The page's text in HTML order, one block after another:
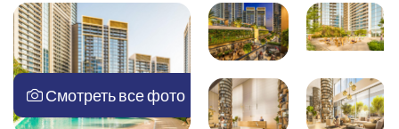
Смотреть все фото